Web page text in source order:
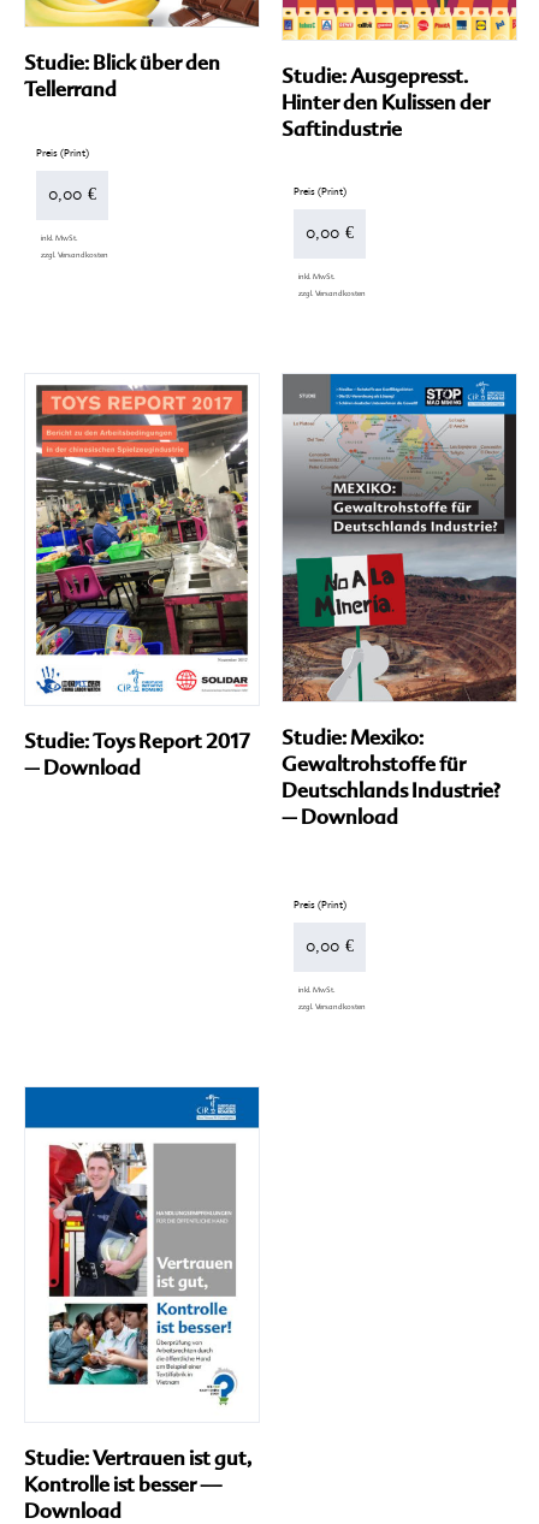
Studie: Blick über den
Tellerrand
0,00 €
inkl. MwSt.
zzgl. Versandkosten
Studie: Ausgepresst.
Hinter den Kulissen der
Saftindustrie
0,00 €
inkl. MwSt.
zzgl. Versandkosten
Studie: Toys Report 2017
– Download
Studie: Mexiko:
Gewaltrohstoffe für
Deutschlands Industrie?
– Download
0,00 €
inkl. MwSt.
zzgl. Versandkosten
Studie: Vertrauen ist gut,
Kontrolle ist besser —
Download